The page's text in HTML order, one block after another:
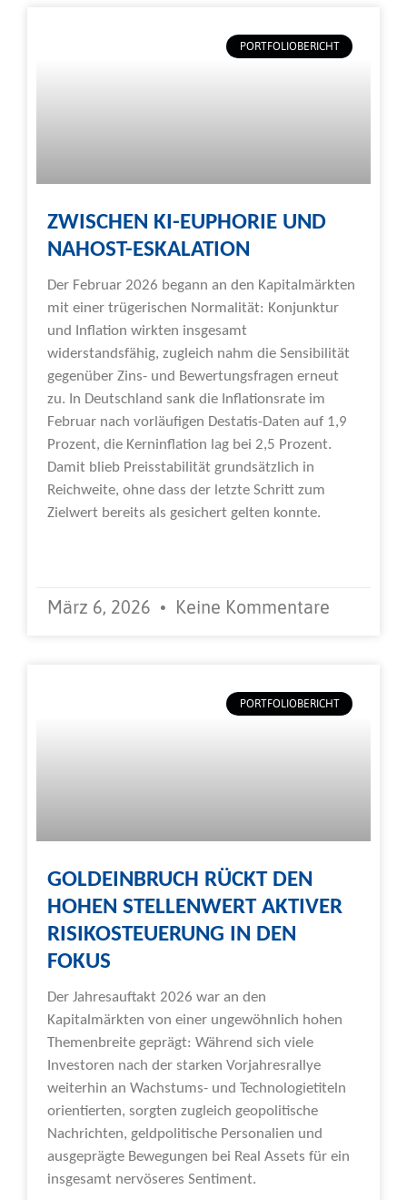
PORTFOLIOBERICHT
ZWISCHEN KI-EUPHORIE UND
NAHOST-ESKALATION
Der Februar 2026 begann an den Kapitalmärkten
mit einer trügerischen Normalität: Konjunktur
und Inflation wirkten insgesamt
widerstandsfähig, zugleich nahm die Sensibilität
gegenüber Zins- und Bewertungsfragen erneut
zu. In Deutschland sank die Inflationsrate im
Februar nach vorläufigen Destatis-Daten auf 1,9
Prozent, die Kerninflation lag bei 2,5 Prozent.
Damit blieb Preisstabilität grundsätzlich in
Reichweite, ohne dass der letzte Schritt zum
Zielwert bereits als gesichert gelten konnte.
März 6, 2026 Keine Kommentare
PORTFOLIOBERICHT
GOLDEINBRUCH RÜCKT DEN
HOHEN STELLENWERT AKTIVER
RISIKOSTEUERUNG IN DEN
FOKUS
Der Jahresauftakt 2026 war an den
Kapitalmärkten von einer ungewöhnlich hohen
Themenbreite geprägt: Während sich viele
Investoren nach der starken Vorjahresrallye
weiterhin an Wachstums- und Technologietiteln
orientierten, sorgten zugleich geopolitische
Nachrichten, geldpolitische Personalien und
ausgeprägte Bewegungen bei Real Assets für ein
insgesamt nervöseres Sentiment.